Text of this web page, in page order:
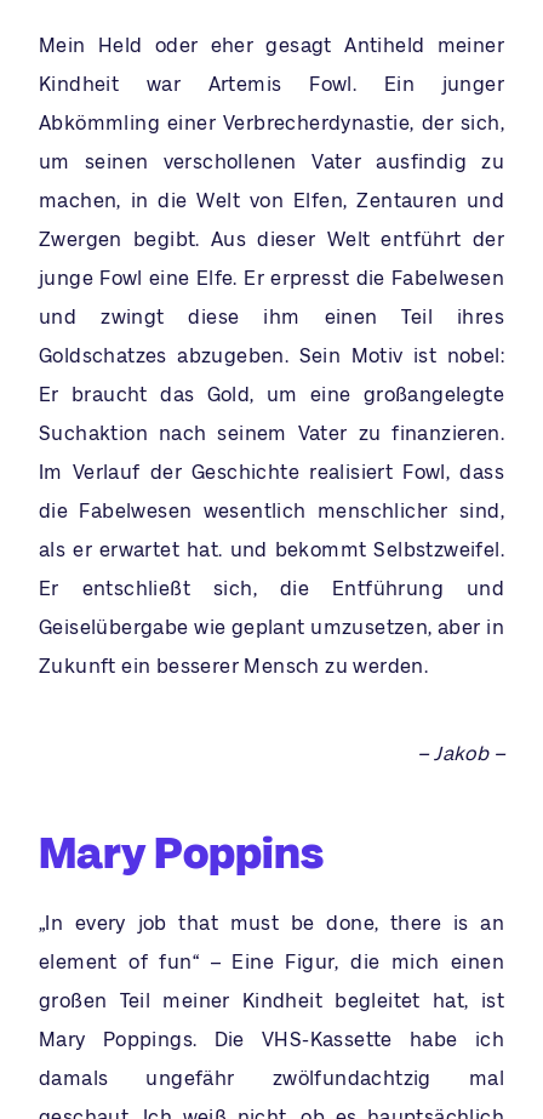
Mein Held oder eher gesagt Antiheld meiner
Kindheit war Artemis Fowl. Ein junger
Abkömmling einer Verbrecherdynastie, der sich,
um seinen verschollenen Vater ausfindig zu
machen, in die Welt von Elfen, Zentauren und
Zwergen begibt. Aus dieser Welt entführt der
junge Fowl eine Elfe. Er erpresst die Fabelwesen
und zwingt diese ihm einen Teil ihres
Goldschatzes abzugeben. Sein Motiv ist nobel:
Er braucht das Gold, um eine großangelegte
Suchaktion nach seinem Vater zu finanzieren.
Im Verlauf der Geschichte realisiert Fowl, dass
die Fabelwesen wesentlich menschlicher sind,
als er erwartet hat. und bekommt Selbstzweifel.
Er entschließt sich, die Entführung und
Geiselübergabe wie geplant umzusetzen, aber in
Zukunft ein besserer Mensch zu werden.
– Jakob –
Mary Poppins
„In every job that must be done, there is an
element of fun“ – Eine Figur, die mich einen
großen Teil meiner Kindheit begleitet hat, ist
Mary Poppings. Die VHS-Kassette habe ich
damals ungefähr zwölfundachtzig mal